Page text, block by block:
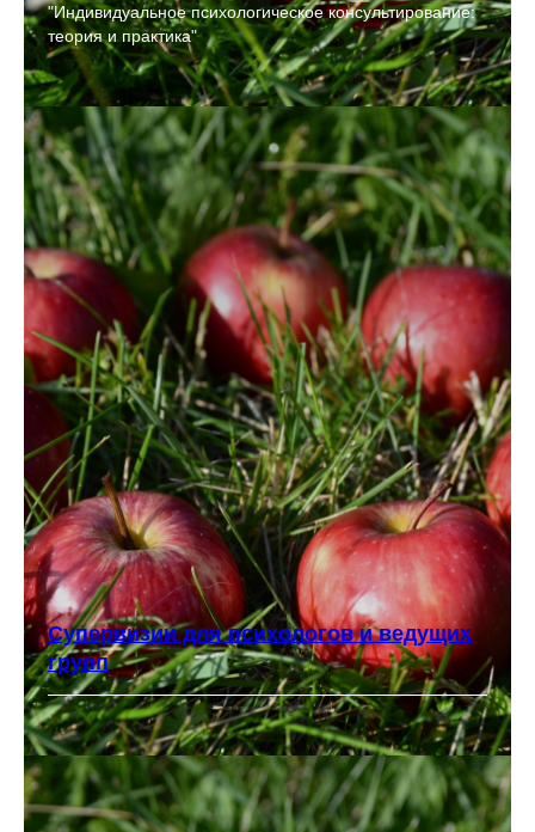
"Индивидуальное психологическое консультирование:
теория и практика"
Супервизии для психологов и ведущих
групп